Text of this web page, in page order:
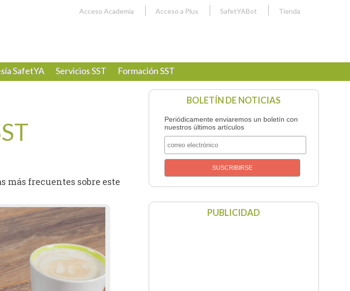
Acceso Academia Acceso a Plus SafetYABot Tienda
SafetYA Servicios SST Formación SST
más frecuentes sobre este
BOLETÍN DE NOTICIAS
Periódicamente enviaremos un boletín con
nuestros últimos artículos
PUBLICIDAD